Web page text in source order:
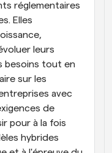
réglementaires
Elles
leurs
besoins tout en
sur les
avec
de
pour à la fois
hybrides